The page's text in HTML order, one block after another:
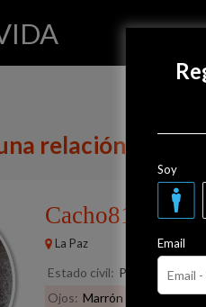
relación con
Cacho81
43 años
La Paz
Estado civil: Prefiere no
Ojos: Marrón
Soy
Email